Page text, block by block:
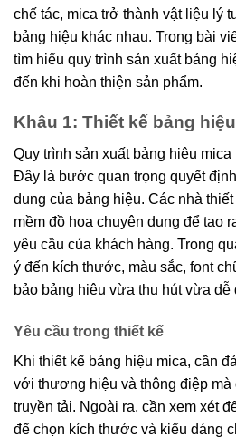
chế tác, mica trở thành vật liệu lý
bảng hiệu khác nhau. Trong bài
tìm hiểu quy trình sản xuất bảng
đến khi hoàn thiện sản phẩm.
Khâu 1: Thiết kế bảng hiệu
Quy trình sản xuất bảng hiệu
Đây là bước quan trọng quyết
dung của bảng hiệu. Các nhà
mềm đồ họa chuyên dụng để tạo
yêu cầu của khách hàng. Trong
ý đến kích thước, màu sắc, font
bảo bảng hiệu vừa thu hút vừa dễ
Yêu cầu trong thiết kế
Khi thiết kế bảng hiệu mica, cần
với thương hiệu và thông điệp mà
truyền tải. Ngoài ra, cần xem xét
để chọn kích thước và kiểu dáng